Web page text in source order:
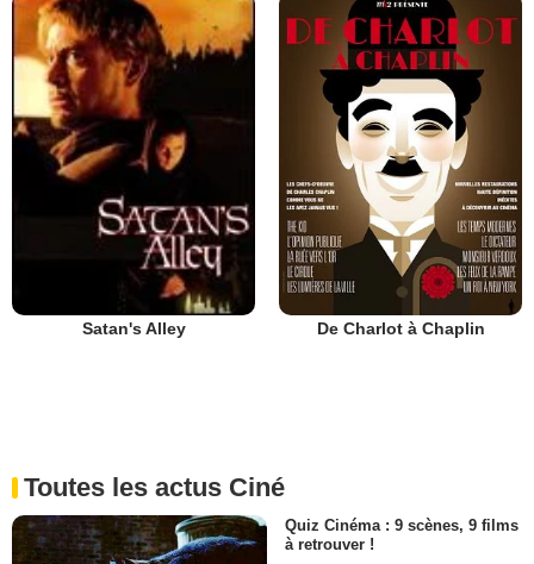
Satan's Alley De Charlot à Chaplin
Toutes les actus Ciné
Quiz Cinéma : 9 scènes, 9 films
à retrouver !